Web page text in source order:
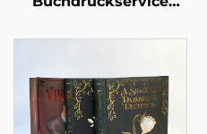
Maßgeschneidertes
Buchdruck mit
lackierten Kanten